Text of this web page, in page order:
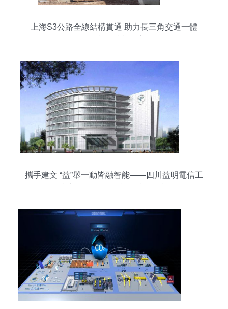
上海S3公路全線結構貫通 助力長三角交通一體
攜手建文 “益”舉一動皆融智能——四川益明電信工